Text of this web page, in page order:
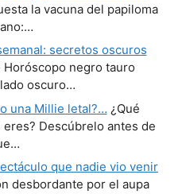
la vacuna del papiloma
secretos oscuros
Horóscopo negro tauro
oscuro…
una Millie letal?… ¿Qué
Descúbrelo antes de
que nadie vio venir
desbordante por el aupa